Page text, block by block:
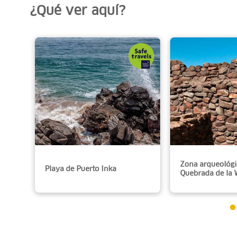
¿Qué ver aquí?
Playa de Puerto Inka
Zona
Quebrada de la